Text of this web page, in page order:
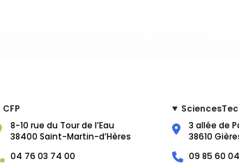
CFP
8-10 rue du Tour de l’Eau
38400 Saint-Martin-d’Hères
04 76 03 74 00
3 allée de
38610
09 85 60